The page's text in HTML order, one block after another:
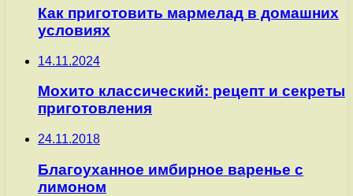
Как приготовить мармелад в домашних
условиях
14.11.2024
Мохито классический: рецепт и секреты
приготовления
24.11.2018
Благоуханное имбирное варенье с
лимоном